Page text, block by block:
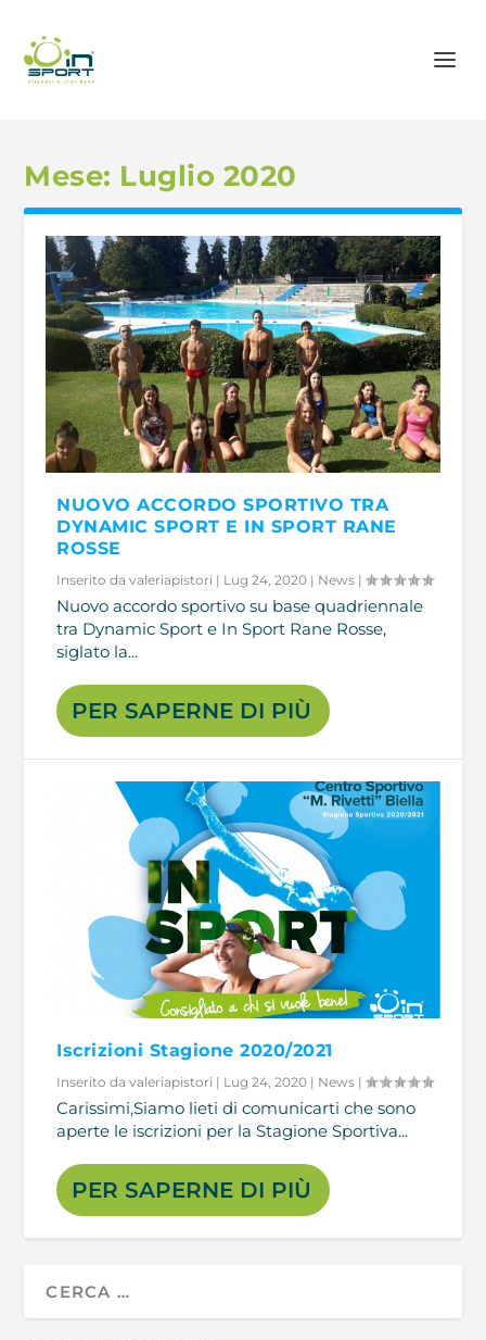
Mese: Luglio 2020
NUOVO ACCORDO SPORTIVO TRA
DYNAMIC SPORT E IN SPORT RANE
ROSSE
Inserito davaleriapistori | Lug 24, 2020 | News |
Nuovo accordo sportivo su base quadriennale
tra Dynamic Sport e In Sport Rane Rosse,
siglato la...
PER SAPERNE DI PIÙ
Iscrizioni Stagione 2020/2021
Inserito davaleriapistori | Lug 24, 2020 | News |
Carissimi,Siamo lieti di comunicarti che sono
aperte le iscrizioni per la Stagione Sportiva...
PER SAPERNE DI PIÙ